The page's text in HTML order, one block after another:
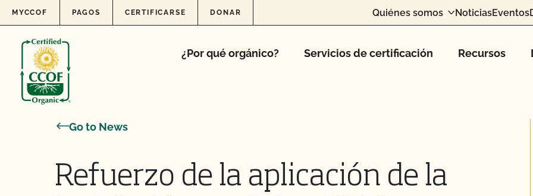
Skip to content
MYCCOF PAGOS CERTIFICARSE DONAR Quiénes somos NoticiasEventos
¿Por qué orgánico? Servicios de certificación Recursos
Go to News
Refuerzo de la aplicación de la